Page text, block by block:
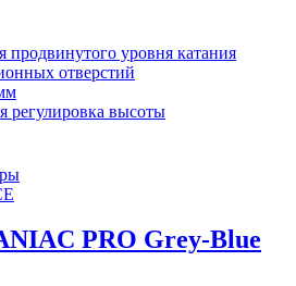
продвинутого уровня катания
отверстий
регулировка высоты
PRO Grey-Blue